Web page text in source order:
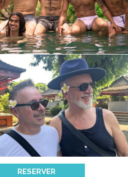
RESERVER